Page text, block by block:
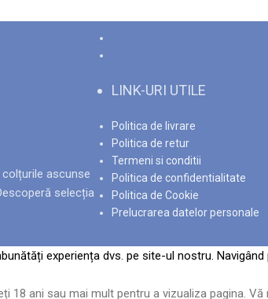
ascunse
selecția
LINK-URI UTILE
Politica de livrare
Politica de retur
Termeni si conditii
Politica de confidentialitate
Politica de Cookie
Prelucrarea datelor personale
experiența dvs. pe site-ul nostru.
18 ani sau mai mult pentru a vizualiza pagina.